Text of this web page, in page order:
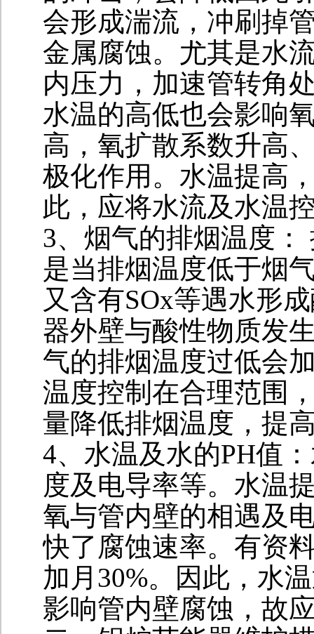
会形成湍流，冲刷掉
金属腐蚀。尤其是水
内压力，加速管转角
水温的高低也会影响
高，氧扩散系数升高
极化作用。水温提高
此，应将水流及水温
3、烟气的排烟温度
是当排烟温度低于烟
又含有SOx等遇水形
器外壁与酸性物质发
气的排烟温度过低会
温度控制在合理范围
量降低排烟温度，提
4、水温及水的PH值
度及电导率等。水温
氧与管内壁的相遇及
快了腐蚀速率。有资
加月30%。因此，水
影响管内壁腐蚀，故